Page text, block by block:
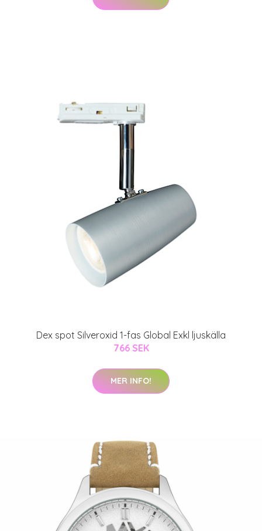
Dex spot Silveroxid 1-fas Global Exkl ljuskälla
766 SEK
MER INFO!